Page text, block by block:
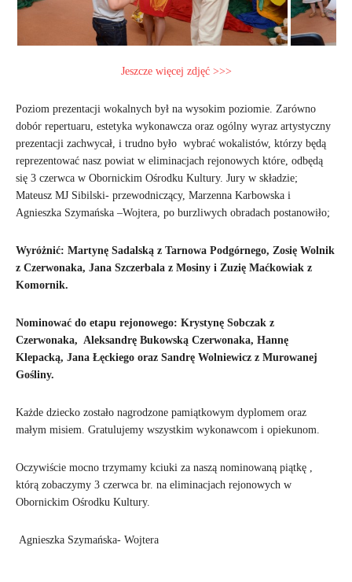
Jeszcze więcej zdjęć >>>
Poziom prezentacji wokalnych był na wysokim poziomie. Zarówno
dobór repertuaru, estetyka wykonawcza oraz ogólny wyraz artystyczny
prezentacji zachwycał, i trudno było wybrać wokalistów, którzy będą
reprezentować nasz powiat w eliminacjach rejonowych które, odbędą
się 3 czerwca w Obornickim Ośrodku Kultury. Jury w składzie;
Mateusz MJ Sibilski- przewodniczący, Marzenna Karbowska i
Agnieszka Szymańska –Wojtera, po burzliwych obradach postanowiło;
Wyróżnić: Martynę Sadalską z Tarnowa Podgórnego, Zosię Wolnik
z Czerwonaka, Jana Szczerbala z Mosiny i Zuzię Maćkowiak z
Komornik.
Nominować do etapu rejonowego: Krystynę Sobczak z
Czerwonaka, Aleksandrę Bukowską Czerwonaka, Hannę
Klepacką, Jana Łęckiego oraz Sandrę Wolniewicz z Murowanej
Gośliny.
Każde dziecko zostało nagrodzone pamiątkowym dyplomem oraz
małym misiem. Gratulujemy wszystkim wykonawcom i opiekunom.
Oczywiście mocno trzymamy kciuki za naszą nominowaną piątkę ,
którą zobaczymy 3 czerwca br. na eliminacjach rejonowych w
Obornickim Ośrodku Kultury.
Agnieszka Szymańska- Wojtera